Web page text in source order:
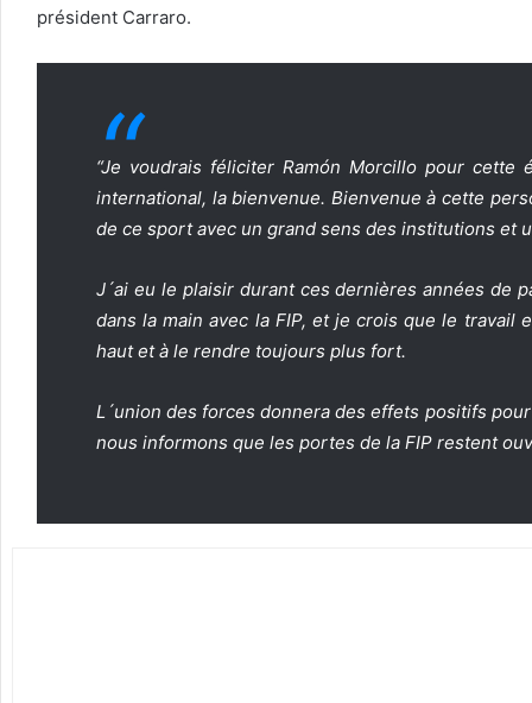
président Carraro.
“Je voudrais féliciter Ramón Morcillo pour
international, la bienvenue. Bienvenue à cette
de ce sport avec un grand sens des institutions et
J´ai eu le plaisir durant ces dernières années de
dans la main avec la FIP, et je crois que le travail
haut et à le rendre toujours plus fort.
L´union des forces donnera des effets positifs
nous informons que les portes de la FIP restent